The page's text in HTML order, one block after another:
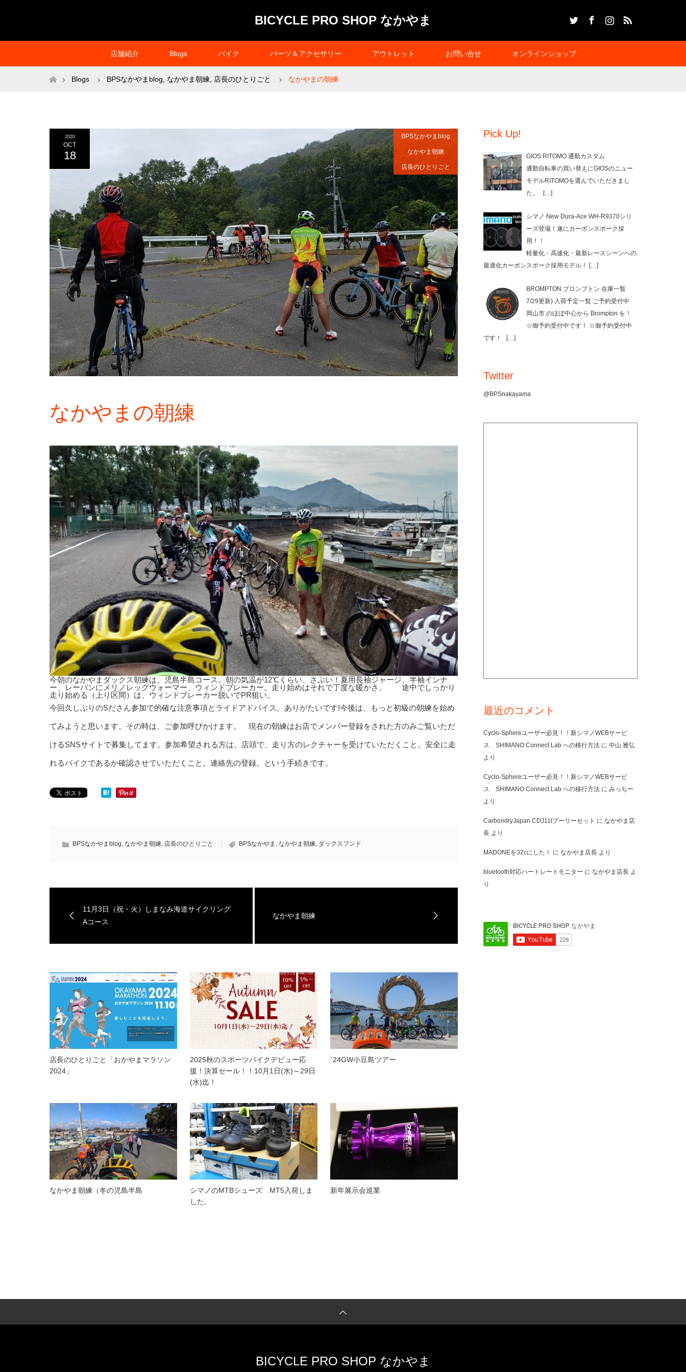
BICYCLE PRO SHOP なかやま
店舗紹介 Blogs バイク パーツ＆アクセサリー アウトレット お問い合せ オンラインショップ
ホームBlogs BPSなかやまblog なかやま朝練 店長のひとりごと なかやまの朝練
2020
OCT
18
BPSなかやまblog
なかやま朝練
店長のひとりごと
なかやまの朝練
今朝のなかやまダックス朝練は、児島半島コース。朝の気温が12℃くらい、さぶい！夏用長袖ジャージ、半袖インナ
ー、レーパンにメリノレッグウォーマー、ウィンドブレーカー。走り始めはそれで丁度な暖かさ。 途中でしっかり
走り始める（上り区間）は、ウィンドブレーカー脱いでPR狙い。
今回久しぶりのSださん参加で的確な注意事項とライドアドバイス。ありがたいです!今後は、もっと初級の朝練を始め
てみようと思います。その時は、ご参加呼びかけます。 現在の朝練はお店でメンバー登録をされた方のみご覧いただ
けるSNSサイトで募集してます。参加希望される方は、店頭で、走り方のレクチャーを受けていただくこと。安全に走
れるバイクであるか確認させていただくこと。連絡先の登録。という手続きです。
BPSなかやまblog, なかやま朝練, 店長のひとりごと BPSなかやま , なかやま朝練, ダックスフンド
11月3日（祝・火）しまなみ海道サイクリング
Aコース
なかやま朝練
店長のひとりごと「おかやまマラソン
2024」
2025秋のスポーツバイクデビュー応
援！決算セール！！10月1日(水)～29日
(水)迄！
`24GW小豆島ツアー
なかやま朝練（冬の児島半島
シマノのMTBシューズ MT5入荷しま
した。
新年展示会巡業
Pick Up!
GIOS RITOMO 通勤カスタム
通勤自転車の買い替えにGIOSのニュー
モデルRITOMOを選んでいただきまし
た。
[…]
シマノ New Dura-Ace WH-R9370シリ
ーズ登場！遂にカーボンスポーク採
用！！
軽量化・高速化・最新レースシーンへの
最適化カーボンスポーク採用モデル！
[…]
BROMPTON ブロンプトン 在庫一覧
7/29更新) 入荷予定一覧 ご予約受付中
岡山市 のほぼ中心から Brompton を！
☆御予約受付中です！ ☆御予約受付中
です！
[…]
Twitter
@BPSnakayama
最近のコメント
Cyclo-Sphereユーザー必見！！新シマノWEBサービ
ス SHIMANO Connect Lab への移行方法 に 中山 雅弘
より
Cyclo-Sphereユーザー必見！！新シマノWEBサービ
ス SHIMANO Connect Lab への移行方法 に みっちー
より
CarbondryJapan CDJ11tプーリーセット に なかやま店
長 より
MADONEを32cにした！ に なかやま店長 より
bluetooth対応ハートレートモニター に なかやま店長 よ
り
BICYCLE PRO SHOP なかやま